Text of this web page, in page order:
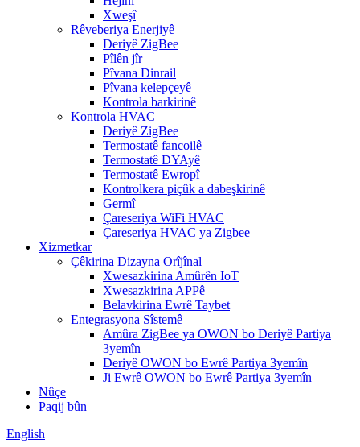
Xweşî
Rêveberiya Enerjiyê
Deriyê ZigBee
Pîlên jîr
Pîvana Dinrail
Pîvana kelepçeyê
Kontrola barkirinê
Kontrola HVAC
Deriyê ZigBee
Termostatê fancoilê
Termostatê DYAyê
Termostatê Ewropî
Kontrolkera piçûk a dabeşkirinê
Germî
Çareseriya WiFi HVAC
Çareseriya HVAC ya Zigbee
Xizmetkar
Çêkirina Dizayna Orîjînal
Xwesazkirina Amûrên IoT
Xwesazkirina APPê
Belavkirina Ewrê Taybet
Entegrasyona Sîstemê
Amûra ZigBee ya OWON bo Deriyê Partiya
3yemîn
Deriyê OWON bo Ewrê Partiya 3yemîn
Ji Ewrê OWON bo Ewrê Partiya 3yemîn
Nûçe
Paqij bûn
English